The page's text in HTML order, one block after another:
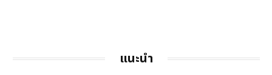
แนะนำ